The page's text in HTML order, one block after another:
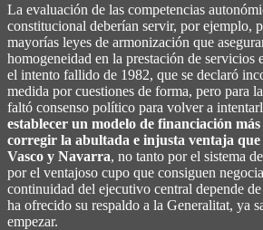
La evaluación de las competencias
constitucional deberían servir, por ejemplo,
mayorías leyes de armonización que
homogeneidad en la prestación de servicios
el intento fallido de 1982, que se declaró
medida por cuestiones de forma, pero para
faltó consenso político para volver a
establecer un modelo de financiación
corregir la abultada e injusta ventaja
Vasco y Navarra, no tanto por el sistema
por el ventajoso cupo que consiguen
continuidad del ejecutivo central depende
ha ofrecido su respaldo a la Generalitat, ya
empezar.